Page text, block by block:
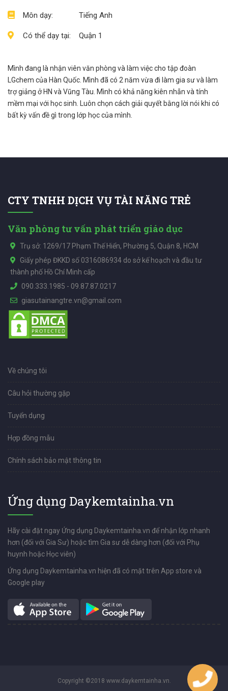
Môn dạy:
Có thể dạy tại:
Tiếng Anh
Quận 1
Mình đang là nhận viên văn phòng và làm việc cho tập đoàn
LGchem của Hàn Quốc. Mình đã có 2 năm vừa đi làm gia sư và làm
trợ giảng ở HN và Vũng Tàu. Mình có khả năng kiên nhẫn và tính
mềm mại với học sinh. Luôn chọn cách giải quyết bằng lời nói khi có
bất kỳ vấn đề gì trong lớp học của mình.
CTY TNHH DỊCH VỤ TÀI NĂNG TRẺ
Văn phòng tư vấn phát triển giáo dục
Trụ sở: 1269/17 Phạm Thế Hiển, Phường 5, Quận 8, HCM
Giấy phép ĐKKD số 0316086934 do sở kế hoạch và đầu tư
thành phố Hồ Chí Minh cấp
090.333.1985 - 09.87.87.0217
giasutainangtre.vn@gmail.com
Về chúng tôi
Câu hỏi thường gặp
Tuyển dụng
Hợp đồng mẫu
Chính sách bảo mật thông tin
Ứng dụng Daykemtainha.vn
Hãy cài đặt ngay Ứng dụng Daykemtainha.vn để nhận lớp nhanh
hơn (đối với Gia Sư) hoặc tìm Gia sư dễ dàng hơn (đối với Phụ
huynh hoặc Học viên)
Ứng dụng Daykemtainha.vn hiện đã có mặt trên App store và
Google play
Copyright ©2018 www.daykemtainha.vn.